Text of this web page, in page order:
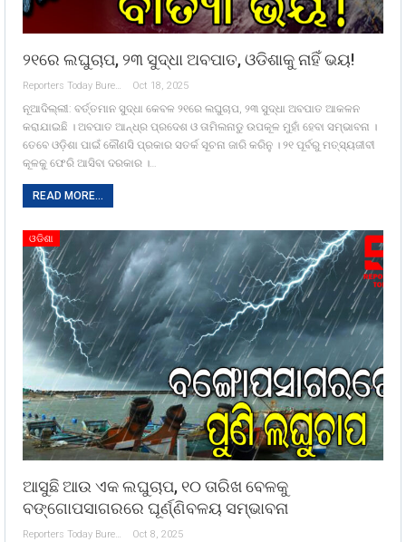
୨୧ରେ ଲଘୁଚାପ, ୨୩ ସୁଦ୍ଧା ଅବପାତ, ଓଡିଶାକୁ ନାହିଁ ଭୟ!
Reporters Today Bureau Oct 18, 2025
ନୂଆଦିଲ୍ଲୀ: ବର୍ତ୍ତମାନ ସୁଦ୍ଧା କେବଳ ୨୧ରେ ଲଘୁଚାପ, ୨୩ ସୁଦ୍ଧା ଅବପାତ ଆକଳନ
କରାଯାଇଛି । ଅବପାତ ଆନ୍ଧ୍ର ପ୍ରଦେଶ ଓ ତାମିଲନାଡୁ ଉପକୂଳ ମୁହାଁ ହେବା ସମ୍ଭାବନା ।
ତେବେ ଓଡ଼ିଶା ପାଇଁ କୌଣସି ପ୍ରକାର ସତର୍କ ସୂଚନା ଜାରି କରିନୁ । ୨୧ ପୂର୍ବରୁ ମତ୍ସ୍ୟଜୀବୀ
କୂଳକୁ ଫେରି ଆସିବା ଦରକାର ।…
READ MORE...
ଓଡିଶା
ଆସୁଛି ଆଉ ଏକ ଲଘୁଚାପ, ୧୦ ତାରିଖ ବେଳକୁ
ବଙ୍ଗୋପସାଗରରେ ଘୂର୍ଣ୍ଣିବଳୟ ସମ୍ଭାବନା
Reporters Today Bureau Oct 8, 2025